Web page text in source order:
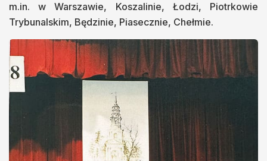
m.in. w Warszawie, Koszalinie, Łodzi, Piotrkowie
Trybunalskim, Będzinie, Piasecznie, Chełmie.